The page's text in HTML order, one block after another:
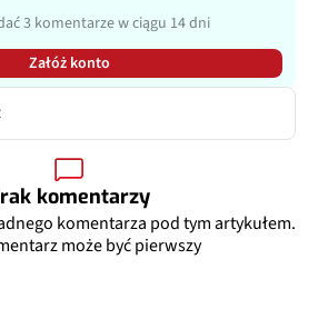
3 komentarze w ciągu 14 dni
Załóż konto
komentarzy
komentarza pod tym artykułem.
może być pierwszy